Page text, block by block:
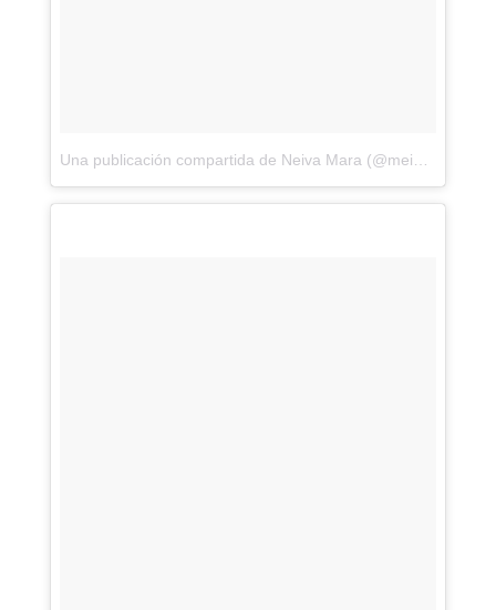
Una publicación compartida de Neiva Mara (@meinleggings)